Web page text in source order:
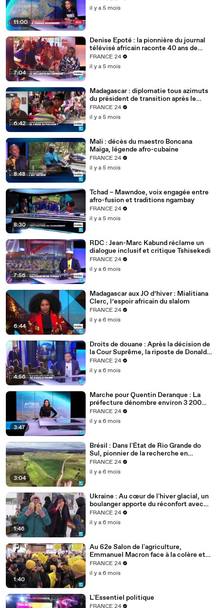
11:00
il y a 5 mois
7:04
Denise Epoté : la pionnière du journal
télévisé africain raconte 40 ans de
carrière
FRANCE 24
il y a 5 mois
6:42
Madagascar : diplomatie tous azimuts
du président de transition après le
putsch
FRANCE 24
il y a 5 mois
8:48
Mali : décès du maestro Boncana
Maïga, légende afro-cubaine
FRANCE 24
il y a 5 mois
8:30
Tchad – Mawndoe, voix engagée entre
afro-fusion et traditions ngambay
FRANCE 24
il y a 5 mois
7:56
RDC : Jean-Marc Kabund réclame un
dialogue inclusif et critique Tshisekedi
FRANCE 24
il y a 6 mois
6:44
Madagascar aux JO d’hiver : Mialitiana
Clerc, l’espoir africain du slalom
FRANCE 24
il y a 6 mois
4:56
Droits de douane : Après la décision de
la Cour Suprême, la riposte de Donald
Trump
FRANCE 24
il y a 6 mois
3:47
Marche pour Quentin Deranque : La
préfecture dénombre environ 3 200
personnes à Lyon
FRANCE 24
il y a 6 mois
3:04
Brésil : Dans l'État de Rio Grande do
Sul, pionnier de la recherche en
agriculture durable
FRANCE 24
il y a 6 mois
1:46
Ukraine : Au cœur de l'hiver glacial, un
boulanger apporte du réconfort avec
son pain
FRANCE 24
il y a 6 mois
1:40
Au 62e Salon de l'agriculture,
Emmanuel Macron face à la colère et
aux inquiétudes des agriculteurs
FRANCE 24
il y a 6 mois
L'Essentiel politique